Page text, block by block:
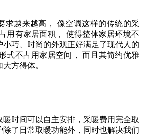
求越来越高，
像空调这样的传统的采
用有家居面积，
使得整体家居环境不
小巧、时尚的外观正好满足了现代人的
式不占用家居空间，
而且其简约优雅
方得体。
时间可以自主安排，采暖费用完全取
除了日常取暖功能外，同时也解决我们